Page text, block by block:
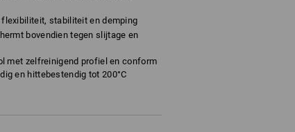
stabiliteit en demping
bovendien tegen slijtage en
met zelfreinigend profiel en conform
en hittebestendig tot 200°C